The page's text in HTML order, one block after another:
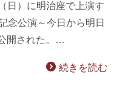
日）に明治座で上演す
念公演～今日から明日
開された。…
続きを読む